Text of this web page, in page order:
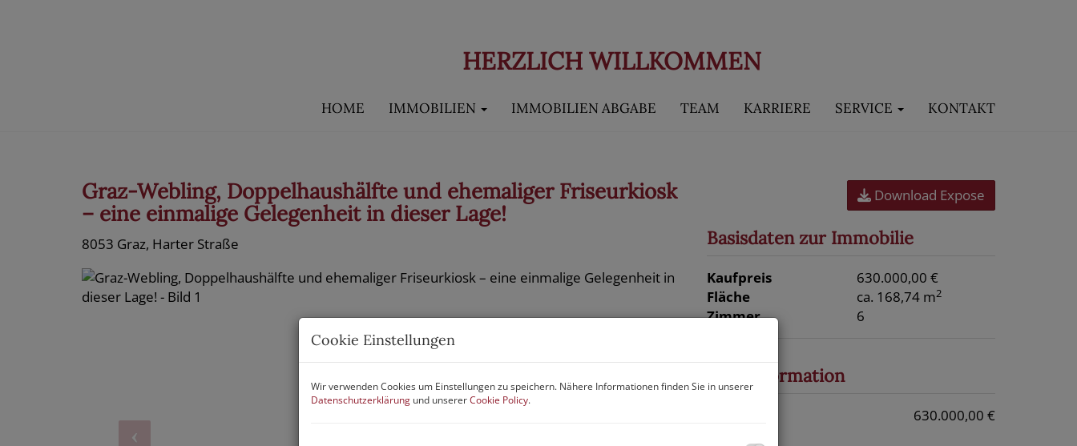
HERZLICH WILLKOMMEN
HOME IMMOBILIEN IMMOBILIEN ABGABE TEAM KARRIERE SERVICE KONTAKT
Graz-Webling, Doppelhaushälfte und ehemaliger Friseurkiosk
– eine einmalige Gelegenheit in dieser Lage!
8053 Graz, Harter Straße
Download Expose
Basisdaten zur Immobilie
Kaufpreis
630.000,00 €
Fläche
ca. 168,74 m2
Zimmer 6
Preisinformation
630.000,00 €
Cookie Einstellungen
Wir verwenden Cookies um Einstellungen zu speichern. Nähere Informationen finden Sie in unserer
Datenschutzerklärung und unsererCookie Policy.